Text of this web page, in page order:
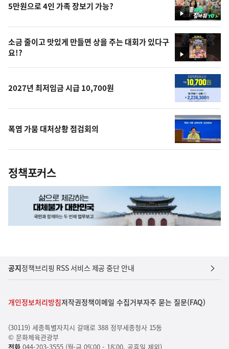
영
상
5만원으로 4인 가족 장보기 가능?
영
상
소금 줄이고 맛있게 만들면 상을 주는 대회가 있다구
요!?
2027년 최저임금 시급 10,700원
폭염 가뭄 대처상황 점검회의
정책포커스
공지정책브리핑 RSS 서비스 제공 중단 안내
개인정보처리방침저작권정책이메일 수집거부자주 묻는 질문(FAQ)
(30119) 세종특별자치시 갈매로 388 정부세종청사 15동
© 문화체육관광부
전화044-203-3555 (월-금 09:00 - 18:00, 공휴일 제외)